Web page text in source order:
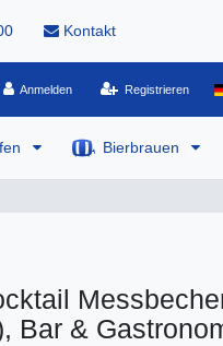
Kontakt
Anmelden Registrieren
Bierbrauen
Bar &